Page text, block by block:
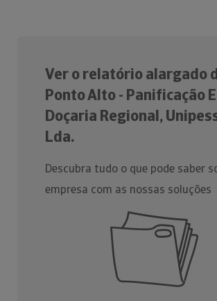
Ver o relatório alargado
Ponto Alto - Panificação E
Doçaria Regional,
Lda.
Descubra tudo o que pode saber
empresa com as nossas soluções